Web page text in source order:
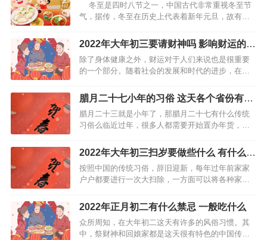
冬至是四时八节之一，中国古代非常重视冬至节
气，据传，冬至在历史上代表着新年元旦，故有了
主要是因为“气始于冬至”。因此人们在冬至对于吃也
极为讲究，对此以下带来冬至…
2022年大年初三要请财神吗 影响财运的因
素有哪些
除了身体健康之外，财运对于人们来说也是很重要
的一个部分。随着社会的发展和时代的进步，在这
处。在追求财富的道路上，有的人一帆风顺、财源
滚滚；有的人贫病交加，穷困潦倒。因此，在春节
期间，人们一般都会求…
腊月二十七小年的习俗 这天各个省份有什
么活动
腊月二十三就是小年了，那腊月二十七有什么传统
习俗么临近过年，很多人都需要开始置办年货，这
知道什么腊月二十七，这天又有有什么习俗呢？下
面就让我们一起来看一下吧。 什么是腊月二十七 农
历腊月二十七过…
2022年大年初三扫岁要做些什么 有什么寓
意
按照中国的传统习俗，辞旧迎新，每年过年前家家
户户都要进行一次大扫除，一方面可以将各种家
以把家中的晦气清扫掉。寄托着人们破旧立新的愿
望和辞旧迎新的祈求，也是中华民族优秀的传统习
俗。那么，大年初三这一…
2022年正月初二有什么禁忌 一般吃什么
众所周知，在大年初二这天有许多的风俗习惯。其
中，祭财神和回娘家都是这天很有特色的中国传统